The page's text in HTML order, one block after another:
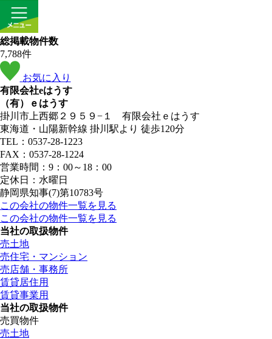
総掲載物件数
7,788件
お気に入り
有限会社eはうす
（有）ｅはうす
掛川市上西郷２９５９−１ 有限会社ｅはうす
東海道・山陽新幹線 掛川駅より 徒歩120分
TEL：0537-28-1223
FAX：0537-28-1224
営業時間：9：00～18：00
定休日：水曜日
静岡県知事(7)第10783号
この会社の物件一覧を見る
この会社の物件一覧を見る
当社の取扱物件
売土地
売住宅・マンション
売店舗・事務所
賃貸居住用
賃貸事業用
当社の取扱物件
売買物件
売土地